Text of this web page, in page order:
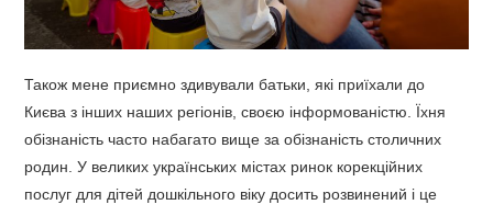
Також мене приємно здивували батьки, які приїхали до
Києва з інших наших регіонів, своєю інформованістю. Їхня
обізнаність часто набагато вище за обізнаність столичних
родин. У великих українських містах ринок корекційних
послуг для дітей дошкільного віку досить розвинений і це